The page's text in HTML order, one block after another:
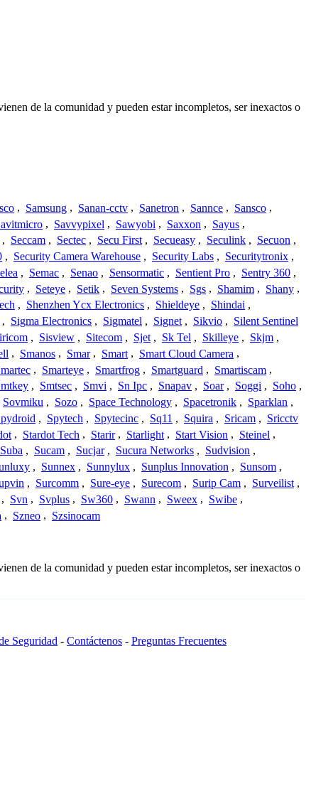
de la comunidad y pueden estar incompletos, ser inexactos o
, Samsung , Sanan-cctv , Sanetron , Sannce , Sansco ,
, Savvypixel , Sawyobi , Saxxon , Sayus ,
, Seccam , Sectec , Secu First , Secueasy , Seculink , Secuon ,
, Security Camera Warehouse , Security Labs , Securitytronix ,
, Semac , Senao , Sensormatic , Sentient Pro , Sentry 360 ,
, Seteye , Setik , Seven Systems , Sgs , Shamim , Shany ,
, Shenzhen Ycx Electronics , Shieldeye , Shindai ,
, Sigma Electronics , Sigmatel , Signet , Sikvio , Silent Sentinel
, Sisview , Sitecom , Sjet , Sk Tel , Skilleye , Skjm ,
, Smanos , Smar , Smart , Smart Cloud Camera ,
, Smarteye , Smartfrog , Smartguard , Smartiscam ,
, Smtsec , Smvi , Sn Ipc , Snapav , Soar , Soggi , Soho ,
Sovmiku , Sozo , Space Technology , Spacetronik , Sparklan ,
, Spytech , Spytecinc , Sq11 , Squira , Sricam , Sricctv
, Stardot Tech , Starir , Starlight , Start Vision , Steinel ,
Suba , Sucam , Sucjar , Sucura Networks , Sudvision ,
, Sunnex , Sunnylux , Sunplus Innovation , Sunsom ,
, Surcomm , Sure-eye , Surecom , Surip Cam , Surveilist ,
, Svn , Svplus , Sw360 , Swann , Sweex , Swibe ,
, Szneo , Szsinocam
de la comunidad y pueden estar incompletos, ser inexactos o
Seguridad - Contáctenos - Preguntas Frecuentes